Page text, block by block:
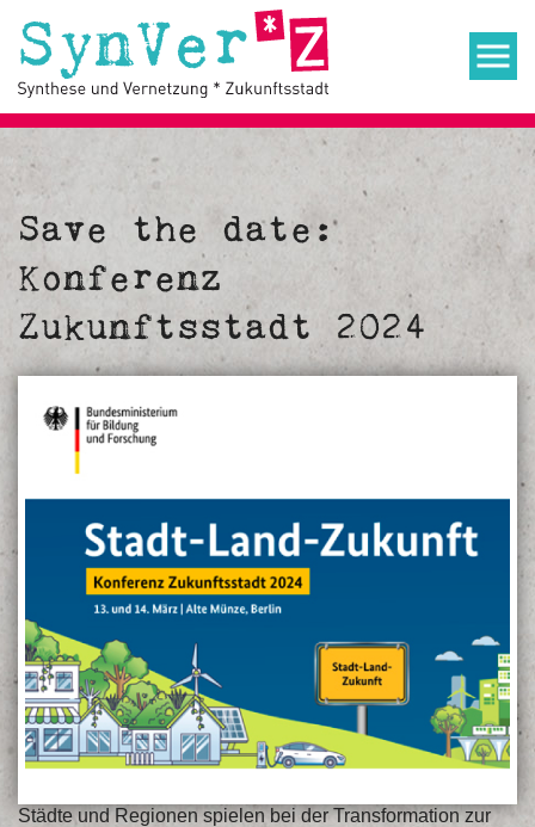
Save the date:
Konferenz
Zukunftsstadt 2024
Städte und Regionen spielen bei der Transformation zur